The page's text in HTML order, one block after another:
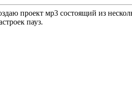
проект мр3 состоящий из
пауз.